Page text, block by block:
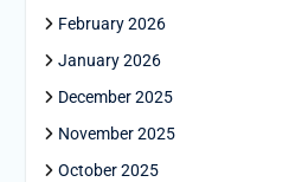
February 2026
January 2026
December 2025
November 2025
October 2025